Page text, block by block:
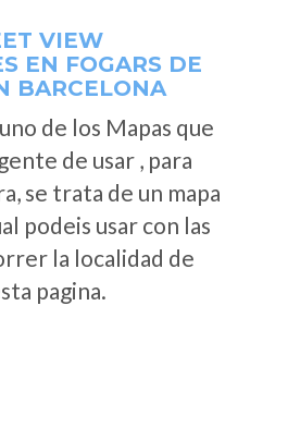
VIEW
EN FOGARS DE
BARCELONA
de los Mapas que
de usar , para
se trata de un mapa
podeis usar con las
la localidad de
pagina.